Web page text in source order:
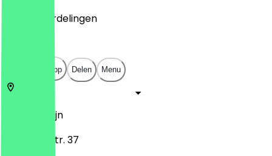
Beoordelingen
Open in app Delen Menu
Berlijn
Choriner Str. 37